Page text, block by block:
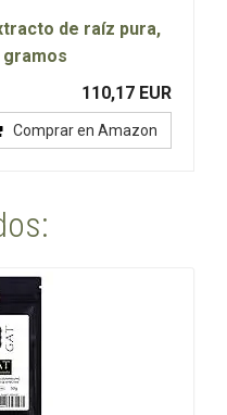
de raíz pura,
gramos
110,17 EUR
Comprar en Amazon